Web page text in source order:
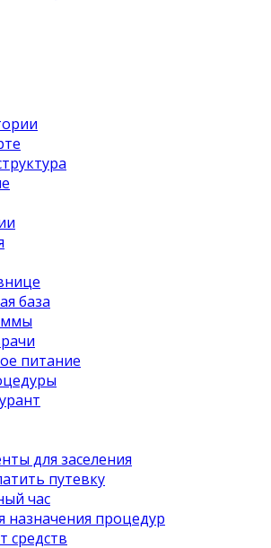
база
питание
для заселения
путевку
час
назначения процедур
средств